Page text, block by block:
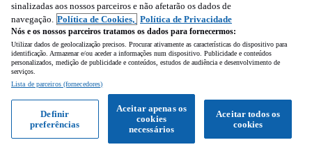
Experimenta a aplicação
sinalizadas aos nossos parceiros e não afetarão os dados de
navegação. Política de Cookies, Política de Privacidade
Nós e os nossos parceiros tratamos os dados para fornecermos:
Utilizar dados de geolocalização precisos. Procurar ativamente as características do dispositivo para
identificação. Armazenar e/ou aceder a informações num dispositivo. Publicidade e conteúdos
personalizados, medição de publicidade e conteúdos, estudos de audiência e desenvolvimento de
serviços.
Lista de parceiros (fornecedores)
Aceitar todos os
cookies
Aceitar apenas os
cookies
necessários
Definir
preferências